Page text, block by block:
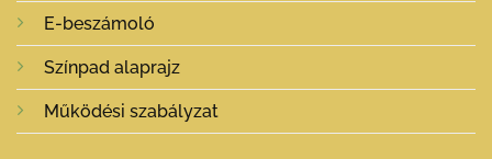
E-beszámoló
Színpad alaprajz
Működési szabályzat